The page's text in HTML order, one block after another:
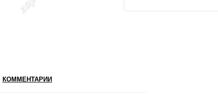
КОММЕНТАРИИ